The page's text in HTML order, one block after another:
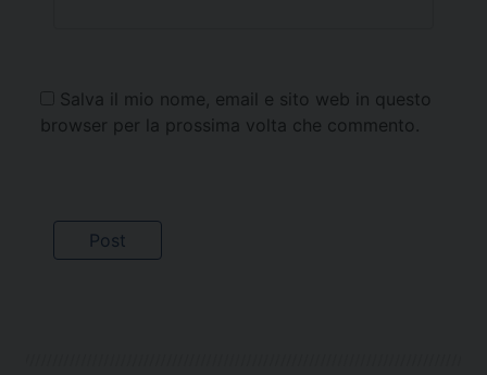
Salva il mio nome, email e sito web in questo
browser per la prossima volta che commento.